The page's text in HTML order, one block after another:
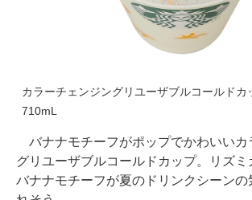
カラーチェンジングリユーザブルコールドカ
710mL
バナナモチーフがポップでかわいいカ
グリユーザブルコールドカップ。リズミ
バナナモチーフが夏のドリンクシーンの